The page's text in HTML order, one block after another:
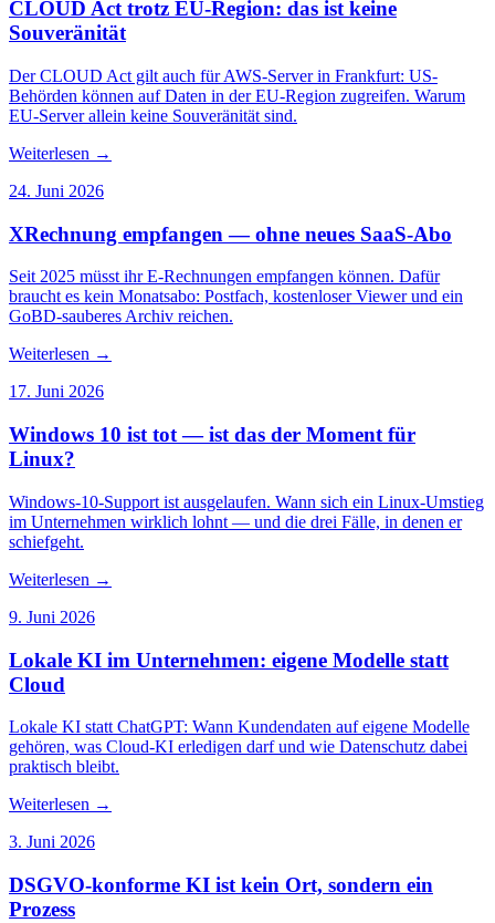
CLOUD Act trotz EU-Region: das ist keine
Souveränität
Der CLOUD Act gilt auch für AWS-Server in Frankfurt: US-
Behörden können auf Daten in der EU-Region zugreifen. Warum
EU-Server allein keine Souveränität sind.
Weiterlesen →
24. Juni 2026
XRechnung empfangen — ohne neues SaaS-Abo
Seit 2025 müsst ihr E-Rechnungen empfangen können. Dafür
braucht es kein Monatsabo: Postfach, kostenloser Viewer und ein
GoBD-sauberes Archiv reichen.
Weiterlesen →
17. Juni 2026
Windows 10 ist tot — ist das der Moment für
Linux?
Windows-10-Support ist ausgelaufen. Wann sich ein Linux-Umstieg
im Unternehmen wirklich lohnt — und die drei Fälle, in denen er
schiefgeht.
Weiterlesen →
9. Juni 2026
Lokale KI im Unternehmen: eigene Modelle statt
Cloud
Lokale KI statt ChatGPT: Wann Kundendaten auf eigene Modelle
gehören, was Cloud-KI erledigen darf und wie Datenschutz dabei
praktisch bleibt.
Weiterlesen →
3. Juni 2026
DSGVO-konforme KI ist kein Ort, sondern ein
Prozess